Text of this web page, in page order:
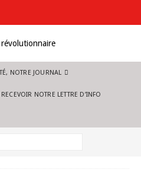
NOTRE JOURNAL
RECEVOIR NOTRE LETTRE D’INFO